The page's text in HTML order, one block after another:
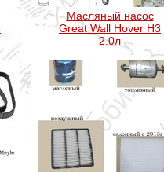
Масляный насос
Great Wall Hover H3
2.0л